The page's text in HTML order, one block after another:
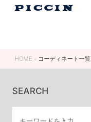
HOME コーディネート一覧
SEARCH